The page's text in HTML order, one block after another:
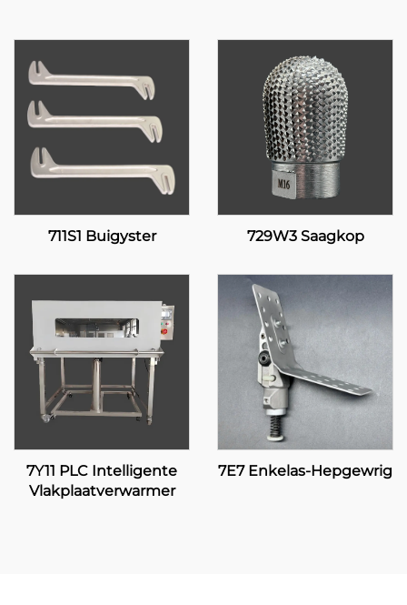
711S1 Buigyster 729W3 Saagkop
7Y11 PLC Intelligente
Vlakplaatverwarmer
7E7 Enkelas-Hepgewrig